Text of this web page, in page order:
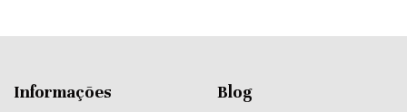
Informações Blog